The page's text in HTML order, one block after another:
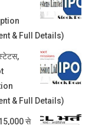
& Full Details)
& Full Details)
से